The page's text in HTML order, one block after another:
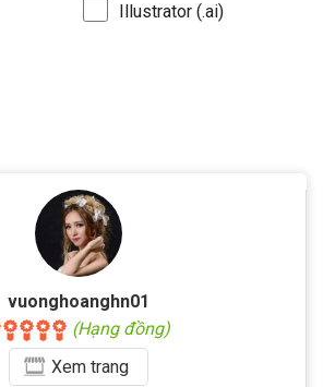
Illustrator (.ai)
vuonghoanghn01
(Hạng đồng)
Xemtrang